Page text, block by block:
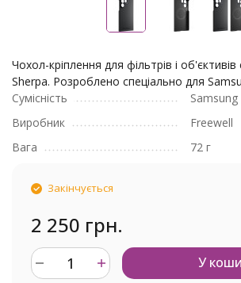
Чохол-кріплення для фільтрів і об'єктивів
Sherpa. Розроблено спеціально для
Сумісність
Виробник
Freewell
Вага
72 г
Закінчується
2 250 грн.
У